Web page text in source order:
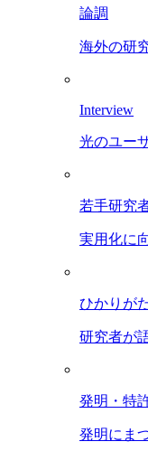
論調
海外の研
Interview
光のユー
若手研究
実用化に
ひかりが
研究者が
発明・特
発明にま